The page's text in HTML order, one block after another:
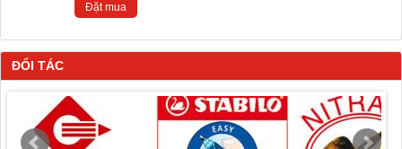
Đặt mua
ĐỐI TÁC